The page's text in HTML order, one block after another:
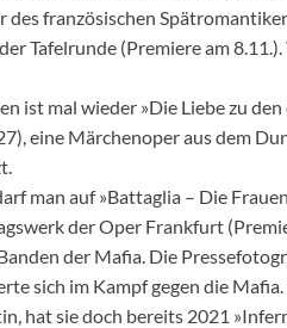
des französischen
Tafelrunde (Premiere am
ist mal wieder »Die Liebe zu
eine Märchenoper aus dem
man auf »Battaglia – Die
der Oper Frankfurt
der Mafia. Die
sich im Kampf gegen die
hat sie doch bereits 2021